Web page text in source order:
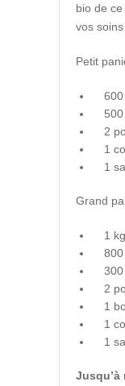
bio de
vos
Petit
2
1
1
Grand
1
2
1
1
1
Jusqu’à